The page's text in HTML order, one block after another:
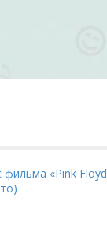
фильма «Pink